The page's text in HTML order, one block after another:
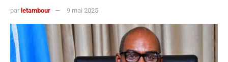
par letambour 9 mai 2025